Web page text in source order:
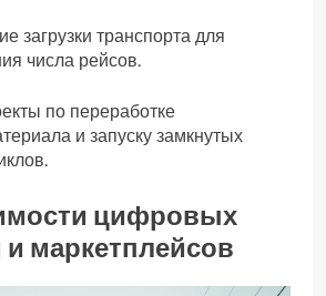
загрузки транспорта для
числа рейсов.
по переработке
и запуску замкнутых
цифровых
маркетплейсов